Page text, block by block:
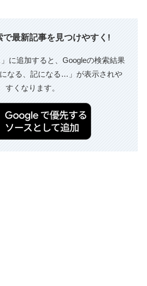
最新記事を見つけやすく!
」に追加すると、Googleの検索結果
なる、記になる…」が表示されや
すくなります。